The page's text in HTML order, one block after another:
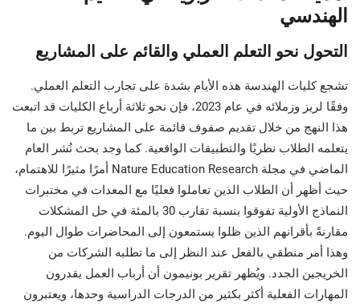
الهندسي
التحول نحو التعلم العملي والقائم على المشاريع
تشجع كليات الهندسة هذه الأيام بشدة على تجارب التعلم العملي.
وفقًا لريز وزملائه في عام 2023، فإن نحو ثلاثة أرباع الكليات قد اتبعت
هذا النهج من خلال تقديم صفوف قائمة على المشاريع تربط بين ما
يتعلمه الطلاب نظريًا والتطبيقات الواقعية. كما وجد بحث نُشر العام
الماضي في مجلة Nature Education Research أمرًا مثيرًا للاهتمام،
حيث أظهر أن الطلاب الذين تعاملوا فعليًا مع المعدات في مختبرات
النماذج الأولية تفوقوا بنسبة تقارب 30 بالمئة في حل المشكلات
مقارنةً بأقرانهم الذين ظلوا يستمعون إلى المحاضرات طوال اليوم.
وهذا أمر منطقي بالفعل عند النظر إلى ما تطلبه الشركات من
الخريجين الجدد. ويُظهر تقرير بونيمون أن أرباب العمل يقدرون
المهارات الفعلية أكثر بكثير من الدرجات الدراسية وحدها، ويعتبرون